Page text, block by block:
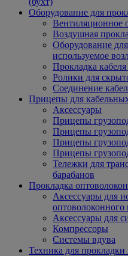
Оборудование для
Вентиляционное
Воздушная
Оборудование
используемое
Прокладка
Ролики для
Соединение
Прицепы для
Аксессуары
Прицепы
Прицепы
Прицепы
Прицепы
Тележки для
барабанов
Прокладка
Аксессуары для
оптоволоконного
Аксессуары для
Компрессоры
Системы вдува
Техника для прокладки